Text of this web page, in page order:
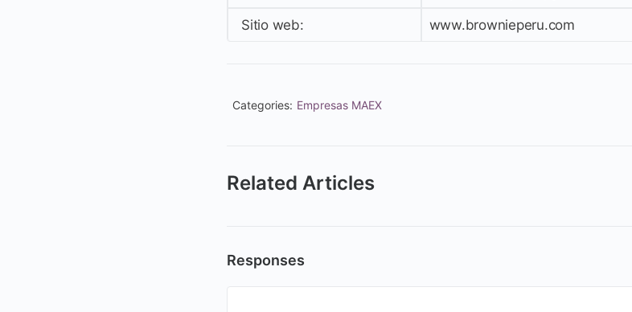
Sitio web: www.brownieperu.com
Categories: Empresas MAEX
Related Articles
Responses